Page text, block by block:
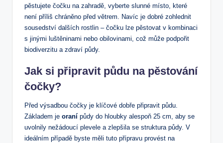
pěstujete čočku na zahradě, vyberte slunné místo, které
není příliš chráněno před větrem. Navíc je dobré zohlednit
sousedství dalších rostlin – čočku lze pěstovat v kombinaci
s jinými luštěninami nebo obilovinami, což může podpořit
biodiverzitu a zdraví půdy.
Jak si připravit půdu na pěstování
čočky?
Před výsadbou čočky je klíčové dobře připravit půdu.
Základem je oraní půdy do hloubky alespoň 25 cm, aby se
uvolnily nežádoucí plevele a zlepšila se struktura půdy. V
ideálním případě byste měli tuto přípravu provést na